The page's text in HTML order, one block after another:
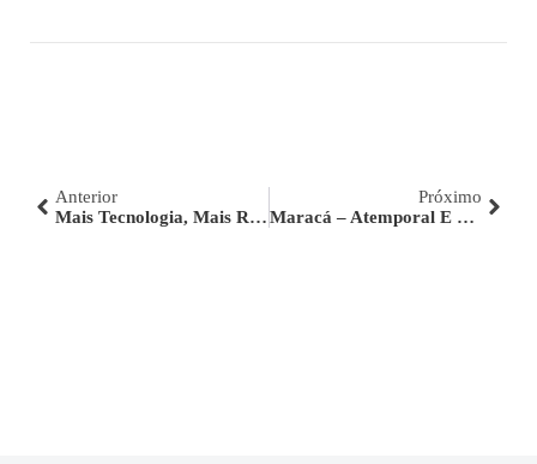
Anterior
Mais Tecnologia, Mais Resistência: A Evolução Dos Produtos Fani
Próximo
Maracá – Atemporal E Única